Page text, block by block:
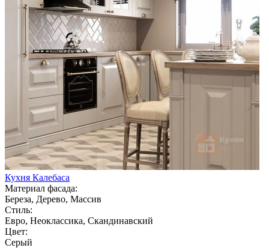
Кухня Калебаса
Материал фасада:
Береза, Дерево, Массив
Стиль:
Евро, Неоклассика, Скандинавский
Цвет:
Серый